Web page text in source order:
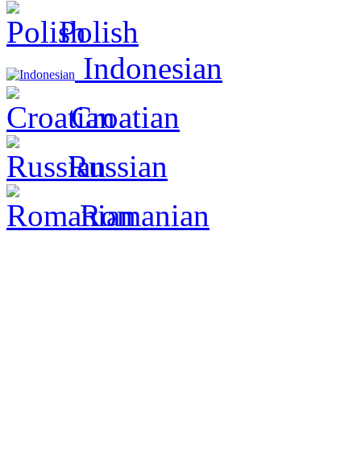
Polish
Indonesian
Croatian
Russian
Romanian